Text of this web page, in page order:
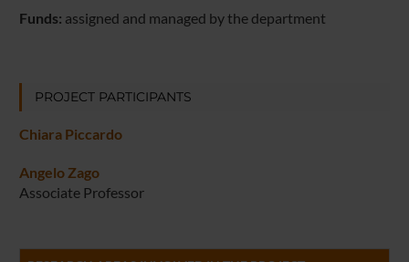
Funds: assigned and managed by the department
PROJECT PARTICIPANTS
Chiara Piccardo
Angelo Zago
Associate Professor